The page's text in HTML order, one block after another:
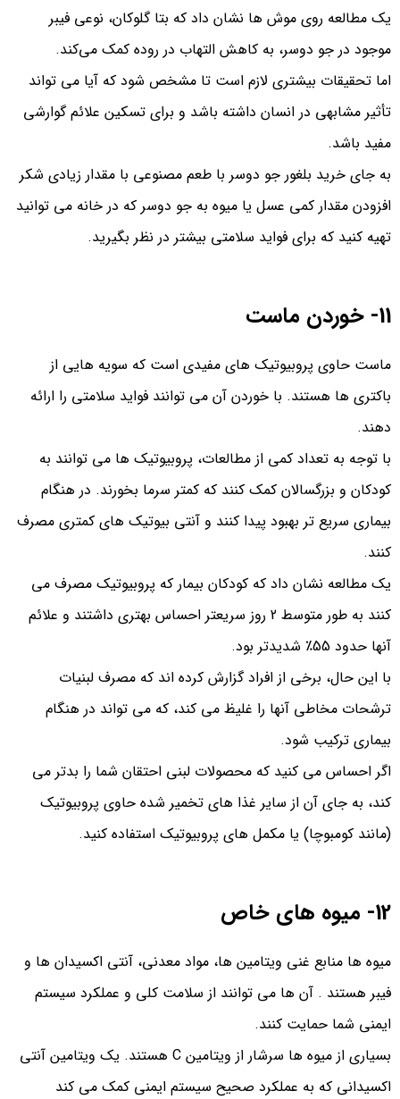
یک مطالعه روی موش‌ ها نشان داد که بتا گلوکان، نوعی فیبر
موجود در جو دوسر، به کاهش التهاب در روده کمک می‌کند.
اما تحقیقات بیشتری لازم است تا مشخص شود که آیا می تواند
تأثیر مشابهی در انسان داشته باشد و برای تسکین علائم گوارشی
مفید باشد.
به جای خرید بلغور جو دوسر با طعم مصنوعی با مقدار زیادی شکر
افزودن مقدار کمی عسل یا میوه به جو دوسر که در خانه می توانید
تهیه کنید که برای فواید سلامتی بیشتر در نظر بگیرید.
11- خوردن ماست
ماست حاوی پروبیوتیک‌ های مفیدی است که سویه‌ هایی از
باکتری‌ ها هستند. با خوردن آن می‌ توانند فواید سلامتی را ارائه
دهند.
با توجه به تعداد کمی از مطالعات، پروبیوتیک ها می توانند به
کودکان و بزرگسالان کمک کنند که کمتر سرما بخورند. در هنگام
بیماری سریع تر بهبود پیدا کنند و آنتی بیوتیک های کمتری مصرف
کنند.
یک مطالعه نشان داد که کودکان بیمار که پروبیوتیک مصرف می
کنند به طور متوسط ​​2 روز سریعتر احساس بهتری داشتند و علائم
آنها حدود 55٪ شدیدتر بود.
با این حال، برخی از افراد گزارش کرده اند که مصرف لبنیات
ترشحات مخاطی آنها را غلیظ می کند، که می تواند در هنگام
بیماری ترکیب شود.
اگر احساس می کنید که محصولات لبنی احتقان شما را بدتر می
کند، به جای آن از سایر غذا های تخمیر شده حاوی پروبیوتیک
(مانند کومبوچا) یا مکمل های پروبیوتیک استفاده کنید.
12- میوه های خاص
میوه ها منابع غنی ویتامین ها، مواد معدنی، آنتی اکسیدان ها و
فیبر هستند . آن ها می توانند از سلامت کلی و عملکرد سیستم
ایمنی شما حمایت کنند.
بسیاری از میوه ها سرشار از ویتامین C هستند. یک ویتامین آنتی
اکسیدانی که به عملکرد صحیح سیستم ایمنی کمک می کند